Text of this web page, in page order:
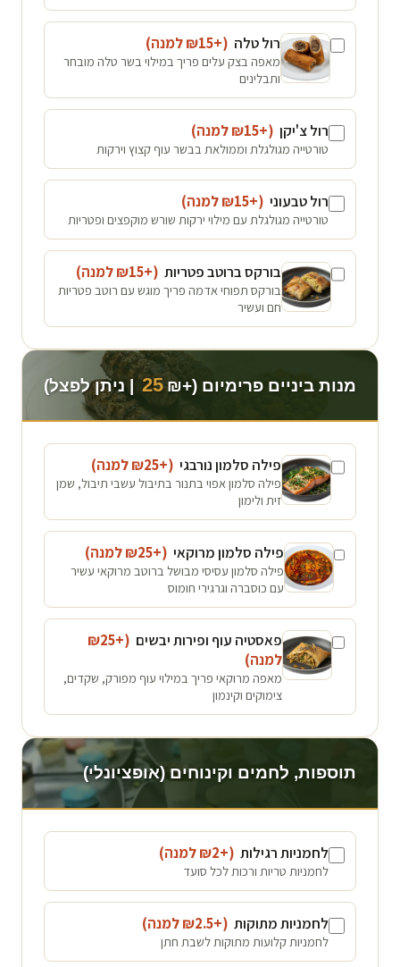
רול טלה (+₪
15 למנה)
מאפה בצק עלים פריך במילוי בשר טלה מובחר
ותבלינים
רול צ'יקן (+₪
15 למנה)
טורטייה מגולגלת וממולאת בבשר עוף קצוץ וירקות
רול טבעוני (+₪
15 למנה)
טורטייה מגולגלת עם מילוי ירקות שורש מוקפצים ופטריות
בורקס ברוטב פטריות (+₪
15 למנה)
בורקס תפוחי אדמה פריך מוגש עם רוטב פטריות
חם ועשיר
מנות ביניים פרימיום (+₪ 25 | ניתן לפצל)
פילה סלמון נורבגי (+₪
25 למנה)
פילה סלמון אפוי בתנור בתיבול עשבי תיבול, שמן
זית ולימון
פילה סלמון מרוקאי (+₪
25 למנה)
פילה סלמון עסיסי מבושל ברוטב מרוקאי עשיר
עם כוסברה וגרגירי חומוס
פאסטיה עוף ופירות יבשים (+₪
25
למנה)
מאפה מרוקאי פריך במילוי עוף מפורק, שקדים,
צימוקים וקינמון
תוספות, לחמים וקינוחים (אופציונלי)
לחמניות רגילות (+₪
2 למנה)
לחמניות טריות ורכות לכל סועד
לחמניות מתוקות (+₪
2.5 למנה)
לחמניות קלועות מתוקות לשבת חתן